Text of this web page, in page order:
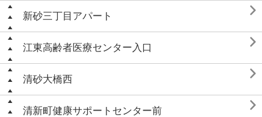
新砂三丁目アパート 
江東高齢者医療センター入口 
清砂大橋西 
清新町健康サポートセンター前 